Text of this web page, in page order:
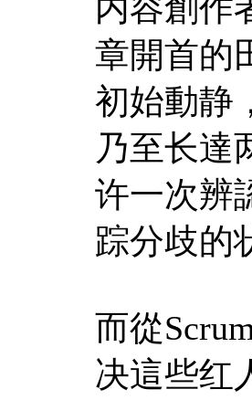
内容創作
章開首的
初始動静
乃至长達
许一次辨
踪分歧的
而從
决這些红